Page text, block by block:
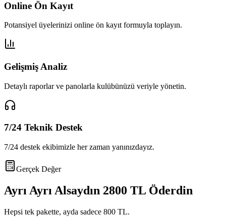
Online Ön Kayıt
Potansiyel üyelerinizi online ön kayıt formuyla toplayın.
Gelişmiş Analiz
Detaylı raporlar ve panolarla kulübünüzü veriyle yönetin.
7/24 Teknik Destek
7/24 destek ekibimizle her zaman yanınızdayız.
Gerçek Değer
Ayrı Ayrı Alsaydın 2800 TL Öderdin
Hepsi tek pakette, ayda sadece 800 TL.